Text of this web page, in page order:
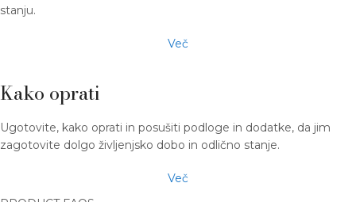
stanju.
Več
Kako oprati
Ugotovite, kako oprati in posušiti podloge in dodatke, da jim
zagotovite dolgo življenjsko dobo in odlično stanje.
Več